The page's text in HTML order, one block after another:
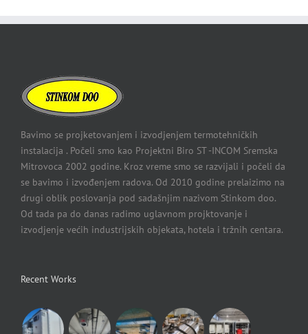
Bavimo se projketovanjem i izvodjenjem termotehničkih
instalacija . Počeli smo kao Projektni Biro ST -INCOM Sremska
Mitrovoca 2002 godine. Kroz vreme smo se razvijali i počeli da
se bavimo i izvođenjem radova. Od 2010 godine prelaizimo na
drugi oblik poslovanja pod sadašnjim nazivom Stinkom doo.
Od tada pa do danas radimo uglavnom projktovanje i
izvodjenje većih industrijskih objekata, hotela i tržnih centara.
Recent Works